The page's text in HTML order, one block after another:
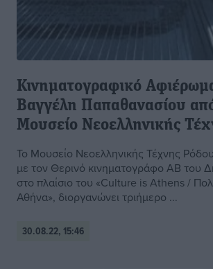
Κινηματογραφικό
Βαγγέλη Παπαθανασίου
Μουσείο Νεοελληνικής
Το Μουσείο Νεοελληνικής Τέχνης
με τον Θερινό κινηματογράφο ΑΒ του
στο πλαίσιο του «Culture is Athens /
Αθήνα», διοργανώνει τριήμερο ...
30.08.22, 15:46